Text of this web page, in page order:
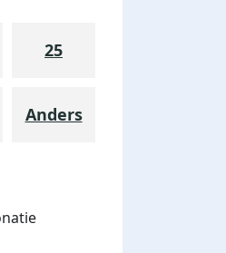
25
Anders